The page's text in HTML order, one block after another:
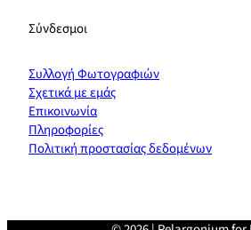
Σύνδεσμοι
Συλλογή Φωτογραφιών
Σχετικά με εμάς
Επικοινωνία
Πληροφορίες
Πολιτική προστασίας δεδομένων